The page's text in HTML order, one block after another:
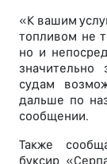
«К вашим
топливом не
но и
значительно
судам
дальше по
сообщении.
Также
буксир